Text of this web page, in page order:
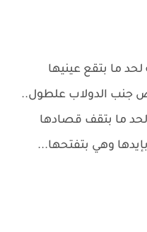
ما بتقع عينيها
جنب الدولاب علطول..
ما بتقف قصادها
وهي بتفتحها...